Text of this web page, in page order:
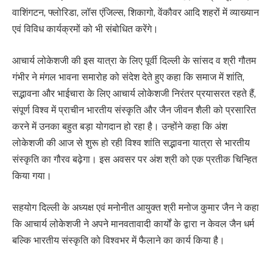
वाशिंगटन, फ्लोरिडा, लॉस एंजिल्स, शिकागो, वेंकौवर आदि शहरों में व्याख्यान
एवं विविध कार्यक्रमों को भी संबोधित करेंगे।
आचार्य लोकेशजी की इस यात्रा के लिए पूर्वी दिल्ली के सांसद व श्री गौतम
गंभीर ने मंगल भावना समारोह को संदेश देते हुए कहा कि समाज में शांति,
सद्भावना और भाईचारा के लिए आचार्य लोकेशजी निरंतर प्रयासरत रहते हैं,
संपूर्ण विश्व में प्राचीन भारतीय संस्कृति और जैन जीवन शैली को प्रसारित
करने में उनका बहुत बड़ा योगदान हो रहा है। उन्होंने कहा कि अंश
लोकेशजी की आज से शुरू हो रही विश्व शांति सद्भावना यात्रा से भारतीय
संस्कृति का गौरव बढ़ेगा। इस अवसर पर अंश श्री को एक प्रतीक चिन्हित
किया गया।
सहयोग दिल्ली के अध्यक्ष एवं मनोनीत आयुक्त श्री मनोज कुमार जैन ने कहा
कि आचार्य लोकेशजी ने अपने मानवतावादी कार्यों के द्वारा न केवल जैन धर्म
बल्कि भारतीय संस्कृति को विश्वभर में फैलाने का कार्य किया है।